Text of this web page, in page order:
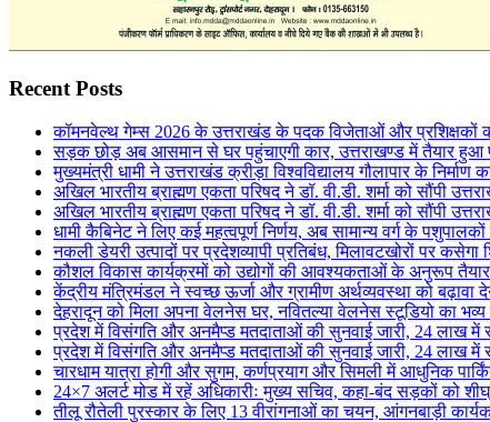
Recent Posts
कॉमनवेल्थ गेम्स 2026 के उत्तराखंड के पदक विजेताओं और प्रशिक्षकों
सड़क छोड़ अब आसमान से घर पहुंचाएगी कार, उत्तराखण्ड में तैयार हुआ
मुख्यमंत्री धामी ने उत्तराखंड क्रीड़ा विश्वविद्यालय गौलापार के निर्माण
अखिल भारतीय ब्राह्मण एकता परिषद ने डॉ. वी.डी. शर्मा को सौंपी
अखिल भारतीय ब्राह्मण एकता परिषद ने डॉ. वी.डी. शर्मा को सौंपी
धामी कैबिनेट ने लिए कई महत्वपूर्ण निर्णय, अब सामान्य वर्ग के
नकली डेयरी उत्पादों पर प्रदेशव्यापी प्रतिबंध, मिलावटखोरों पर कसेगा
कौशल विकास कार्यक्रमों को उद्योगों की आवश्यकताओं के अनुरूप
केंद्रीय मंत्रिमंडल ने स्वच्छ ऊर्जा और ग्रामीण अर्थव्यवस्था को बढ़ावा
देहरादून को मिला अपना वेलनेस घर, नवितल्या वेलनेस स्टूडियो का
प्रदेश में विसंगति और अनमैप्ड मतदाताओं की सुनवाई जारी, 24 लाख
प्रदेश में विसंगति और अनमैप्ड मतदाताओं की सुनवाई जारी, 24 लाख
चारधाम यात्रा होगी और सुगम, कर्णप्रयाग और सिमली में आधुनिक
24×7 अलर्ट मोड में रहें अधिकारीः मुख्य सचिव, कहा-बंद सड़कों को
तीलू रौतेली पुरस्कार के लिए 13 वीरांगनाओं का चयन, आंगनबाड़ी